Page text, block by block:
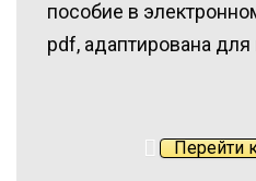
пособие в
pdf, адаптирована для
Перейти